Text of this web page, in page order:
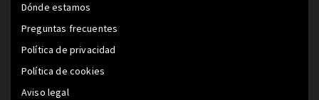
Dónde estamos
Preguntas frecuentes
Política de privacidad
Política de cookies
Aviso legal